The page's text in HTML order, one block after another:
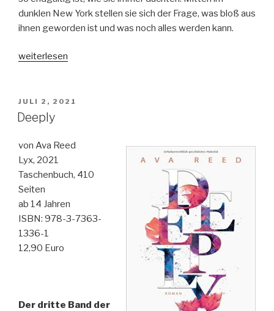
dunklen New York stellen sie sich der Frage, was bloß aus
ihnen geworden ist und was noch alles werden kann.
„Black
leuchtet
auch
Dunkeln“
weiterlesen
VERÖFFENTLICHT
AM
JULI 2, 2021
Deeply
von Ava Reed
Lyx, 2021
Taschenbuch, 410
Seiten
ab 14 Jahren
ISBN: 978-3-7363-
1336-1
12,90 Euro
Der dritte Band der